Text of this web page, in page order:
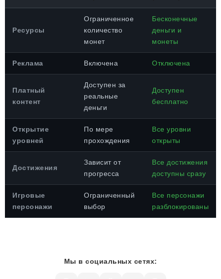
Ресурсы
Ограниченное
количество
монет
Бесконечные
деньги и
монеты
Реклама Включена Отключена
Платный
контент
Доступен за
реальные
деньги
Доступен
бесплатно
Открытие
уровней
По мере
прохождения
Все уровни
открыты
Достижения
Зависит от
прогресса
Все достижения
доступны сразу
Игровые
персонажи
Ограниченный
выбор
Все персонажи
разблокированы
Мы в социальных сетях: